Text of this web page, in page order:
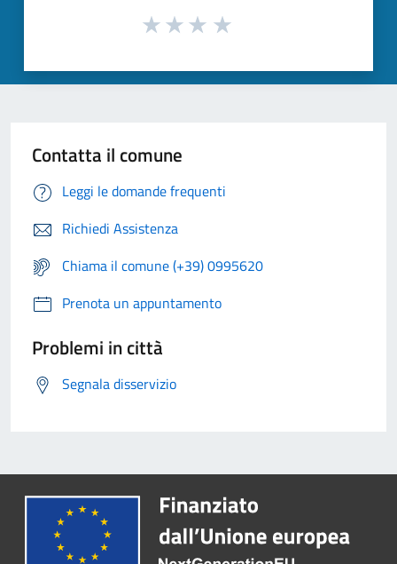
Contatta il comune
Leggi le domande frequenti
Richiedi Assistenza
Chiama il comune (+39) 0995620
Prenota un appuntamento
Problemi in città
Segnala disservizio